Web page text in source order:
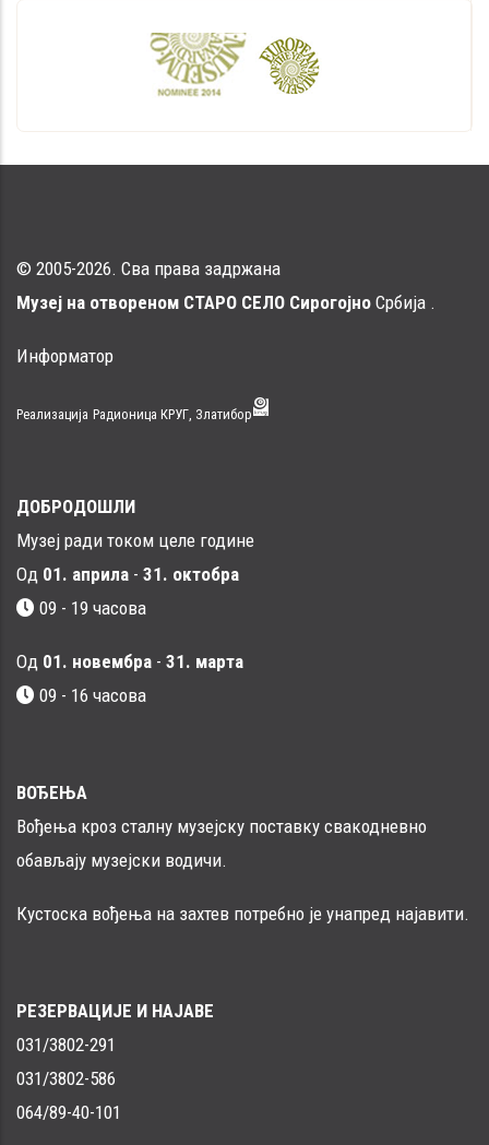
© 2005-2026. Сва права задржана
Музеј на отвореном СТАРО СЕЛО Сирогојно Србија .
Информатор
Реализација Радионица КРУГ, Златибор
ДОБРОДОШЛИ
Музеј ради током целе године
Од 01. априла - 31. октобра
09 - 19 часова
Од 01. новембра - 31. марта
09 - 16 часовa
ВОЂЕЊА
Вођења кроз сталну музејску поставку свакодневно
обављају музејски водичи.
Кустоска вођења на захтев потребно је унапред најавити.
РЕЗЕРВАЦИЈЕ И НАЈАВЕ
031/3802-291
031/3802-586
064/89-40-101